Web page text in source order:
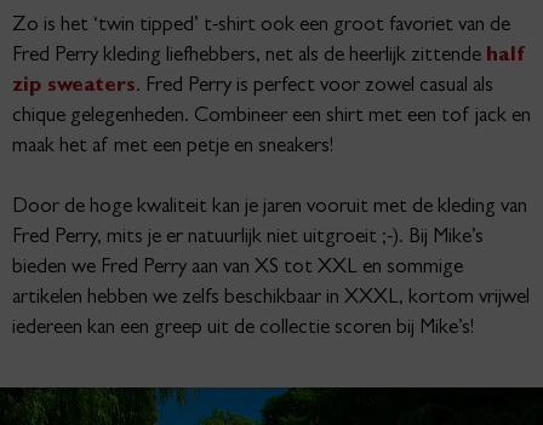
Zo is het ‘twin tipped’ t-shirt ook een groot favoriet van de
Fred Perry kleding liefhebbers, net als de heerlijk zittende half
zip sweaters. Fred Perry is perfect voor zowel casual als
chique gelegenheden. Combineer een shirt met een tof jack en
maak het af met een petje en sneakers!
Door de hoge kwaliteit kan je jaren vooruit met de kleding van
Fred Perry, mits je er natuurlijk niet uitgroeit ;-). Bij Mike’s
bieden we Fred Perry aan van XS tot XXL en sommige
artikelen hebben we zelfs beschikbaar in XXXL, kortom vrijwel
iedereen kan een greep uit de collectie scoren bij Mike’s!